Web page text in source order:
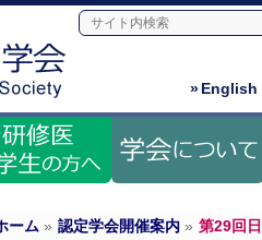
»English
ーム » 認定学会開催案内 » 第29回